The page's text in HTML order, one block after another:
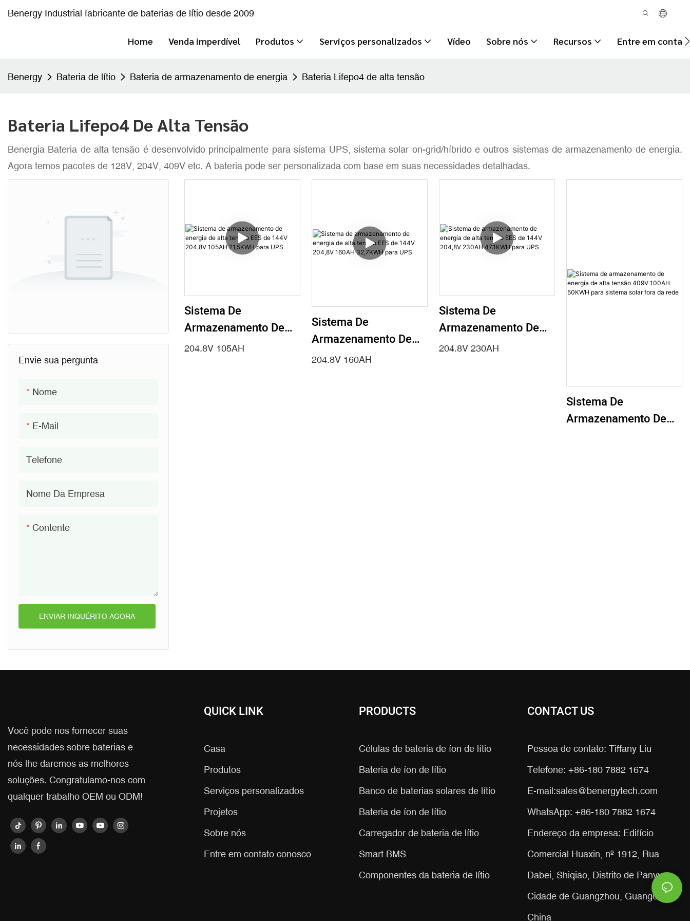
Benergy Industrial fabricante de baterias de lítio desde 2009
Home Venda imperdível Produtos Serviços personalizados Vídeo Sobre nós Recursos Entre em
Benergy Bateria de lítio Bateria de armazenamento de energia Bateria Lifepo4 de alta tensão
Bateria Lifepo4 De Alta Tensão
Benergia Bateria de alta tensão é desenvolvido principalmente para sistema UPS, sistema solar on-grid/híbrido e outros sistemas de armazenamento de energia.
Agora temos pacotes de 128V, 204V, 409V etc. A bateria pode ser personalizada com base em suas necessidades detalhadas.
Envie sua pergunta
Nome
E-Mail
Telefone
Nome Da Empresa
Contente
ENVIAR INQUÉRITO AGORA
Sistema De
Armazenamento De
Energia De Alta
204.8V 105AH
Sistema De
Armazenamento De
Energia De Alta
204.8V 160AH
Sistema De
Armazenamento De
Energia De Alta
204.8V 230AH
Sistema De
Armazenamento De
Você pode nos fornecer suas
necessidades sobre baterias e
nós lhe daremos as melhores
soluções. Congratulamo-nos com
qualquer trabalho OEM ou ODM!
QUICK LINK
Casa
Produtos
Serviços personalizados
Projetos
Sobre nós
Entre em contato conosco
PRODUCTS
Células de bateria de íon de lítio
Bateria de íon de lítio
Banco de baterias solares de lítio
Bateria de íon de lítio
Carregador de bateria de lítio
Smart BMS
Componentes da bateria de lítio
CONTACT US
Pessoa de contato: Tiffany Liu
Telefone: +86-180 7882 1674
E-mail:sales@benergytech.com
WhatsApp: +86-180 7882 1674
Endereço da empresa: Edifício
Comercial Huaxin, nº 1912, Rua
Dabei, Shiqiao, Distrito de Panyu,
Cidade de Guangzhou, Guangdong,
China